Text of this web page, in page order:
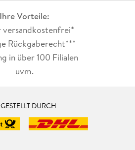
Ihre Vorteile:
versandkostenfrei*
Rückgaberecht***
in über 100 Filialen
uvm.
DURCH